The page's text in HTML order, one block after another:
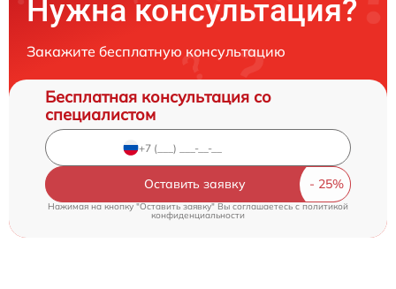
Нужна консультация?
Закажите бесплатную консультацию
Бесплатная консультация со
специалистом
Оставить заявку
Нажимая на кнопку "Оставить заявку" Вы соглашаетесь c политикой
конфиденциальности